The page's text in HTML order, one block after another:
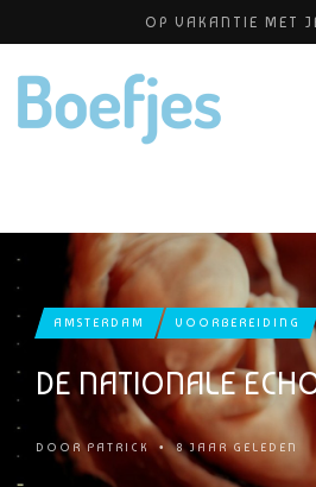
OP VAKANTIE MET
ALLERZORG
AMSTERDAM VOORBEREIDING
DE NATIONALE
DOORPATRICK •8 JAAR GELEDEN